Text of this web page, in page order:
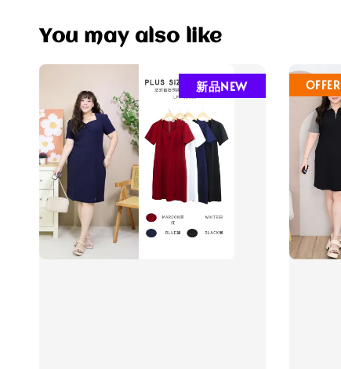
You may also like
新品NEW OFFER